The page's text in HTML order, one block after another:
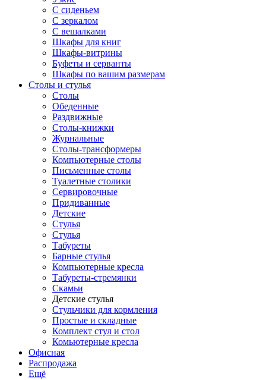
С сиденьем
С зеркалом
С вешалками
Шкафы для книг
Шкафы-витрины
Буфеты и серванты
Шкафы по вашим размерам
Столы и стулья
Столы
Обеденные
Раздвижные
Столы-книжки
Журнальные
Столы-трансформеры
Компьютерные столы
Письменные столы
Туалетные столики
Сервировочные
Придиванные
Детские
Стулья
Стулья
Табуреты
Барные стулья
Компьютерные кресла
Табуреты-стремянки
Скамьи
Детские стулья
Стульчики для кормления
Простые и складные
Комплект стул и стол
Комьютерные кресла
Офисная
Распродажа
Eщё